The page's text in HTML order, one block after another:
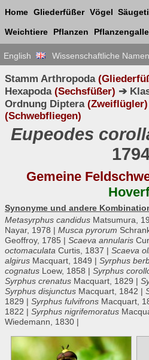
Home Gliederfüßer Vögel
Weichtiere Pflanzen
English Wissenschaftliche
Stamm Arthropoda
Hexapoda(Sechsfüßer) ➔
Ordnung Diptera(Zweiflügler)
(Schwebfliegen)
Eupeodes
Gemeine
Synonyme und andere
Metasyrphus candidus Matsumura,
Nayar, 1978 | Musca pyrorum
Geoffroy, 1785 | Scaeva annularis
octomaculata Curtis, 1837 | Scaeva
algirus Macquart, 1849 | Syrphus
cognatus Loew, 1858 | Syrphus
Syrphus crenatus Macquart, 1829 |
Syrphus disjunctus Macquart, 1842 |
1829 | Syrphus fulvifrons Macquart,
1822 | Syrphus nigrifemoratus
Wiedemann, 1830 |